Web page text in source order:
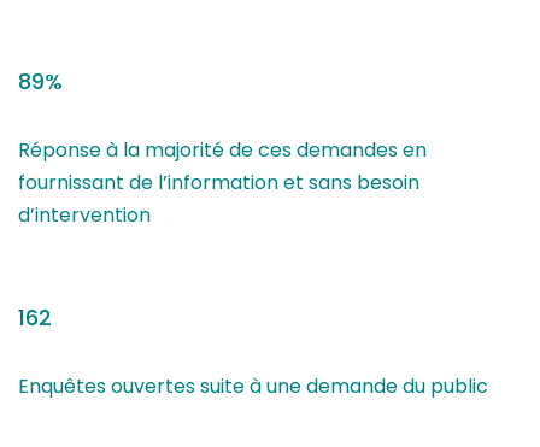
89%
Réponse à la majorité de ces demandes en
fournissant de l’information et sans besoin
d’intervention
162
Enquêtes ouvertes suite à une demande du public